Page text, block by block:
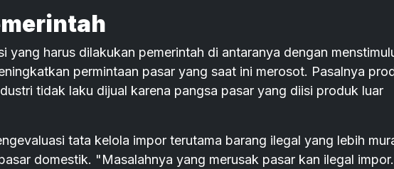
yang harus dilakukan pemerintah di antaranya dengan
permintaan pasar yang saat ini merosot. Pasalnya
tidak laku dijual karena pangsa pasar yang diisi produk luar
tata kelola impor terutama barang ilegal yang lebih
domestik. "Masalahnya yang merusak pasar kan ilegal impor.